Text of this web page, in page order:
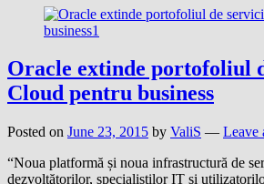
Oracle extinde portofoliul
Cloud pentru business
Posted on June 23, 2015 by ValiS — Leave
“Noua platformă și noua infrastructură de
dezvoltătorilor, specialiștilor IT și